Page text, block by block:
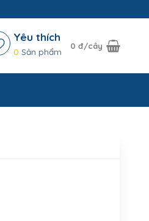
Yêu thích
0 Sản phẩm
0đ/cây